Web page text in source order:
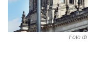
Foto di